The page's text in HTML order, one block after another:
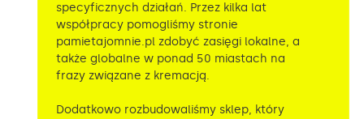
specyficznych działań. Przez kilka lat
współpracy pomogliśmy stronie
pamietajomnie.pl zdobyć zasięgi lokalne, a
także globalne w ponad 50 miastach na
frazy związane z kremacją.
Dodatkowo rozbudowaliśmy sklep, który